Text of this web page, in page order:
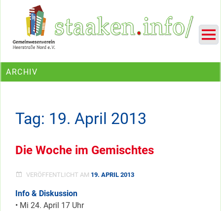
Ein Projekt des Gemeinwesenvereins Heerstraße Nord
ARCHIV
Tag: 19. April 2013
Die Woche im Gemischtes
VERÖFFENTLICHT AM 19. APRIL 2013
Info & Diskussion
• Mi 24. April 17 Uhr